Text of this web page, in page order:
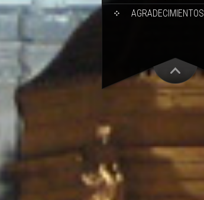
AGRADECIMIENTOS